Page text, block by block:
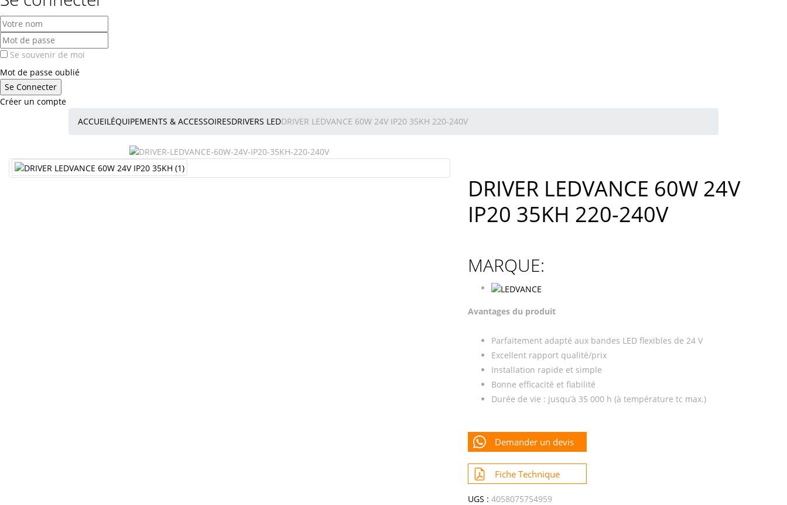
Se souvenir de moi
Mot de passe oublié
Créer un compte
ACCUEILÉQUIPEMENTS & ACCESSOIRESDRIVERS LEDDRIVER LEDVANCE 60W 24V IP20 35KH 220-240V
DRIVER LEDVANCE 60W 24V
IP20 35KH 220-240V
MARQUE:
Avantages du produit
Parfaitement adapté aux bandes LED flexibles de 24 V
Excellent rapport qualité/prix
Installation rapide et simple
Bonne efficacité et fiabilité
Durée de vie : jusqu’à 35 000 h (à température tc max.)
Demander un devis
Fiche Technique
UGS : 4058075754959